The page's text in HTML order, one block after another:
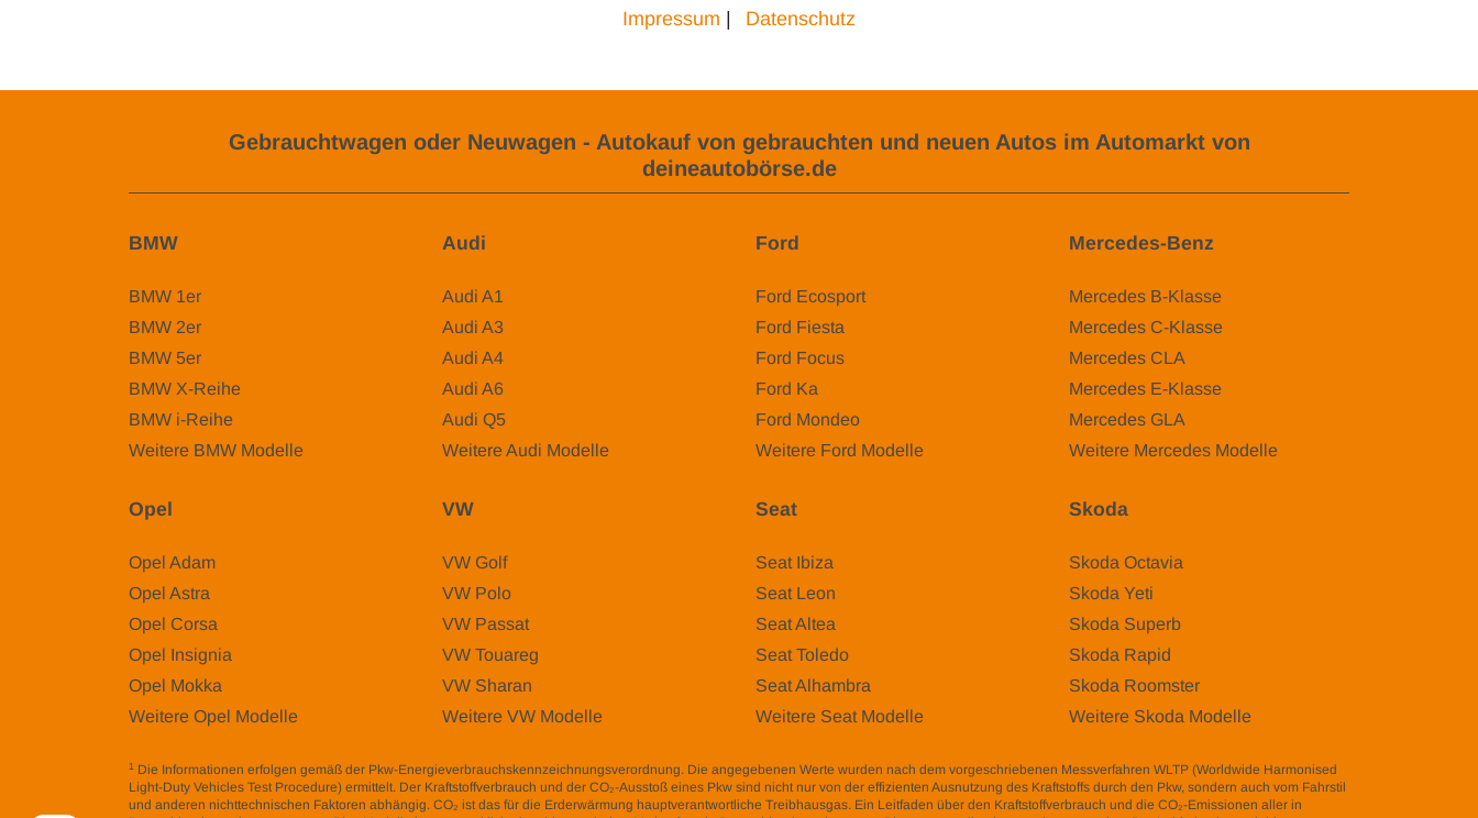
Impressum Datenschutz
Gebrauchtwagen oder Neuwagen - Autokauf von gebrauchten und neuen Autos im Automarkt von
deineautobörse.de
BMW
BMW 1er
BMW 2er
BMW 5er
BMW X-Reihe
BMW i-Reihe
Weitere BMW Modelle
Audi
Audi A1
Audi A3
Audi A4
Audi A6
Audi Q5
Weitere Audi Modelle
Ford
Ford Ecosport
Ford Fiesta
Ford Focus
Ford Ka
Ford Mondeo
Weitere Ford Modelle
Mercedes-Benz
Mercedes B-Klasse
Mercedes C-Klasse
Mercedes CLA
Mercedes E-Klasse
Mercedes GLA
Weitere Mercedes Modelle
Opel
Opel Adam
Opel Astra
Opel Corsa
Opel Insignia
Opel Mokka
Weitere Opel Modelle
VW
VW Golf
VW Polo
VW Passat
VW Touareg
VW Sharan
Weitere VW Modelle
Seat
Seat Ibiza
Seat Leon
Seat Altea
Seat Toledo
Seat Alhambra
Weitere Seat Modelle
Skoda
Skoda Octavia
Skoda Yeti
Skoda Superb
Skoda Rapid
Skoda Roomster
Weitere Skoda Modelle
1 Die Informationen erfolgen gemäß der Pkw-Energieverbrauchskennzeichnungsverordnung. Die angegebenen Werte wurden nach dem vorgeschriebenen Messverfahren WLTP (Worldwide Harmonised
Light-Duty Vehicles Test Procedure) ermittelt. Der Kraftstoffverbrauch und der CO₂-Ausstoß eines Pkw sind nicht nur von der effizienten Ausnutzung des Kraftstoffs durch den Pkw, sondern auch vom Fahrstil
und anderen nichttechnischen Faktoren abhängig. CO₂ ist das für die Erderwärmung hauptverantwortliche Treibhausgas. Ein Leitfaden über den Kraftstoffverbrauch und die CO₂-Emissionen aller in